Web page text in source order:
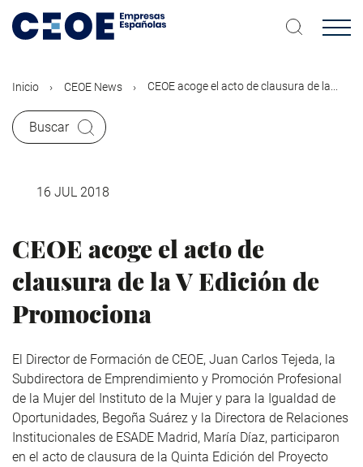
contenido
Inicio CEOE News CEOE acoge el acto de clausura de la...
Buscar
16 JUL 2018
CEOE acoge el acto de
clausura de la V Edición de
Promociona
El Director de Formación de CEOE, Juan Carlos Tejeda, la
Subdirectora de Emprendimiento y Promoción Profesional
de la Mujer del Instituto de la Mujer y para la Igualdad de
Oportunidades, Begoña Suárez y la Directora de Relaciones
Institucionales de ESADE Madrid, María Díaz, participaron
en el acto de clausura de la Quinta Edición del Proyecto